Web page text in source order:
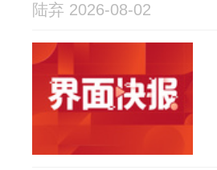
陆弃 2026-08-02